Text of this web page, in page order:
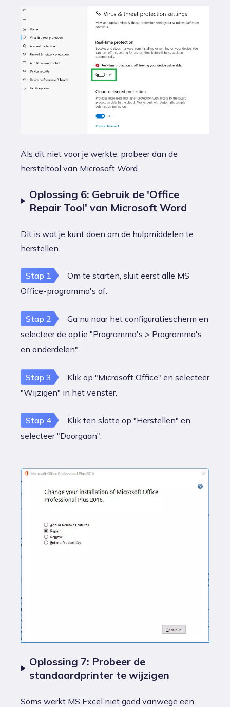
Als dit niet voor je werkte, probeer dan de
hersteltool van Microsoft Word.
Oplossing 6: Gebruik de 'Office
Repair Tool' van Microsoft Word
Dit is wat je kunt doen om de hulpmiddelen te
herstellen.
Stap 1
Om te starten, sluit eerst alle MS
Office-programma's af.
Stap 2
Ga nu naar het configuratiescherm en
selecteer de optie "Programma's > Programma's
en onderdelen".
Stap 3
Klik op "Microsoft Office" en selecteer
"Wijzigen" in het venster.
Stap 4
Klik ten slotte op "Herstellen" en
selecteer "Doorgaan".
Oplossing 7: Probeer de
standaardprinter te wijzigen
Soms werkt MS Excel niet goed vanwege een